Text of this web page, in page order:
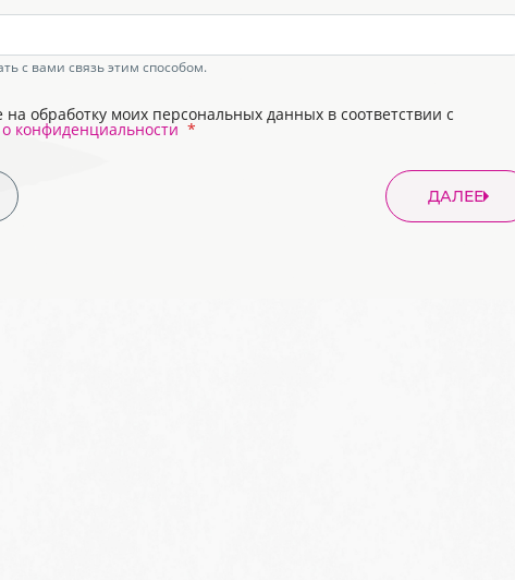
с вами связь этим способом.
на обработку моих персональных данных в соответствии с
конфиденциальности
ДАЛЕЕ